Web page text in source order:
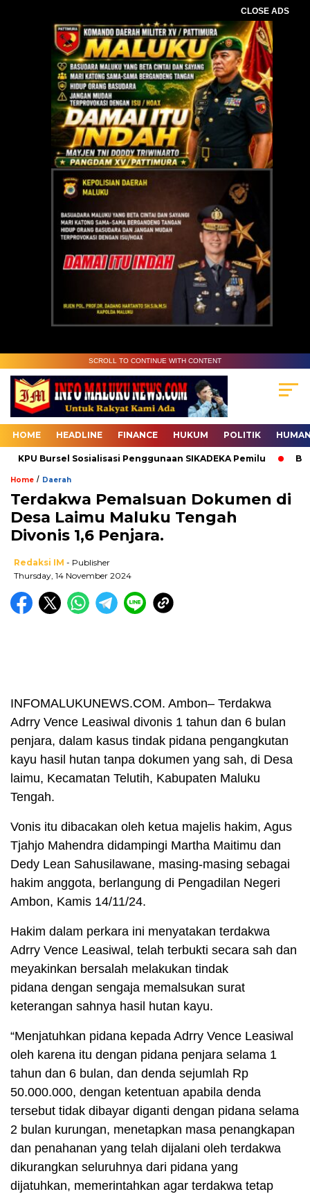
CLOSE ADS
SCROLL TO CONTINUE WITH CONTENT
HOME HEADLINE FINANCE HUKUM POLITIK
KPU Bursel Sosialisasi Penggunaan SIKADEKA Pemilu
Home / Daerah
Terdakwa Pemalsuan Dokumen di
Desa Laimu Maluku Tengah
Divonis 1,6 Penjara.
Redaksi IM - Publisher
Thursday, 14 November 2024
INFOMALUKUNEWS.COM. Ambon– Terdakwa
Adrry Vence Leasiwal divonis 1 tahun dan 6 bulan
penjara, dalam kasus tindak pidana pengangkutan
kayu hasil hutan tanpa dokumen yang sah, di Desa
laimu, Kecamatan Telutih, Kabupaten Maluku
Tengah.
Vonis itu dibacakan oleh ketua majelis hakim, Agus
Tjahjo Mahendra didampingi Martha Maitimu dan
Dedy Lean Sahusilawane, masing-masing sebagai
hakim anggota, berlangung di Pengadilan Negeri
Ambon, Kamis 14/11/24.
Hakim dalam perkara ini menyatakan terdakwa
Adrry Vence Leasiwal, telah terbukti secara sah dan
meyakinkan bersalah melakukan tindak
pidana dengan sengaja memalsukan surat
keterangan sahnya hasil hutan kayu.
“Menjatuhkan pidana kepada Adrry Vence Leasiwal
oleh karena itu dengan pidana penjara selama 1
tahun dan 6 bulan, dan denda sejumlah Rp
50.000.000, dengan ketentuan apabila denda
tersebut tidak dibayar diganti dengan pidana selama
2 bulan kurungan, menetapkan masa penangkapan
dan penahanan yang telah dijalani oleh terdakwa
dikurangkan seluruhnya dari pidana yang
dijatuhkan, memerintahkan agar terdakwa tetap